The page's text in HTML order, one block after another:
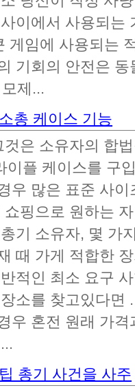
이에서 사용되는
게임에 사용되는
기회의 안전은
제...
소총 케이스 기능
은 소유자의 합
이플 케이스를 구
우 많은 표준 사
핑으로 원하는
기 소유자, 몇 가
때 가게 적합한
적인 최소 요구
소를 찾고있다면
우 혼전 원래 가
팁 총기 사건을 사주